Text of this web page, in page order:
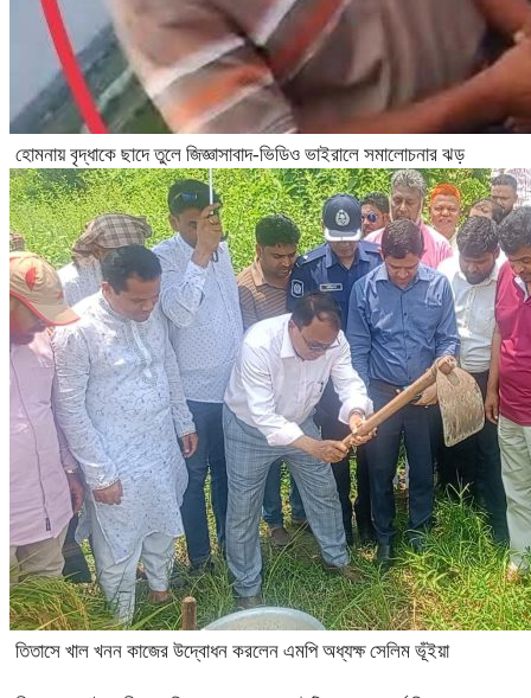
হোমনায় বৃদ্ধাকে ছাদে তুলে জিজ্ঞাসাবাদ-ভিডিও ভাইরালে সমালোচনার ঝড়
তিতাসে খাল খনন কাজের উদ্বোধন করলেন এমপি অধ্যক্ষ সেলিম ভূঁইয়া